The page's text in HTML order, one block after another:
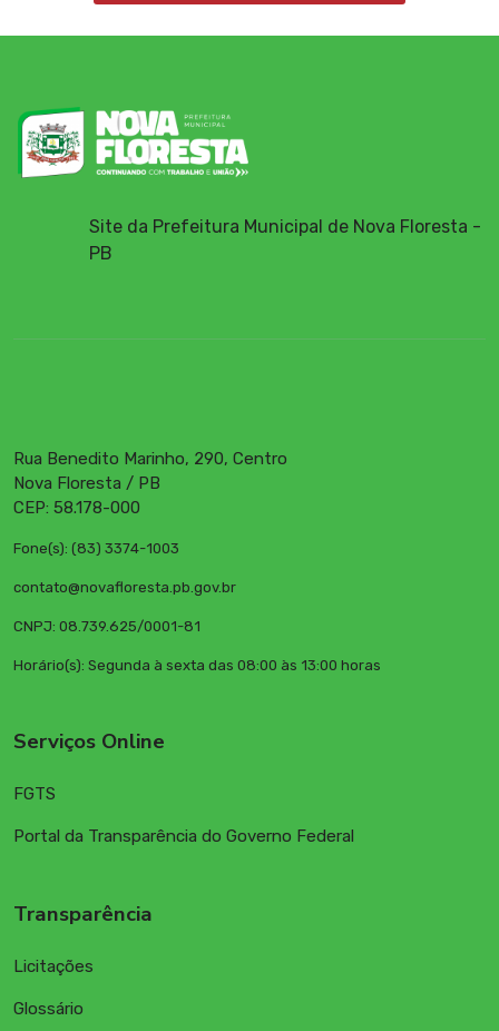
Site da Prefeitura Municipal de Nova Floresta -
PB
Rua Benedito Marinho, 290, Centro
Nova Floresta / PB
CEP: 58.178-000
Fone(s): (83) 3374-1003
contato@novafloresta.pb.gov.br
CNPJ: 08.739.625/0001-81
Horário(s): Segunda à sexta das 08:00 às 13:00 horas
Serviços Online
FGTS
Portal da Transparência do Governo Federal
Transparência
Licitações
Glossário